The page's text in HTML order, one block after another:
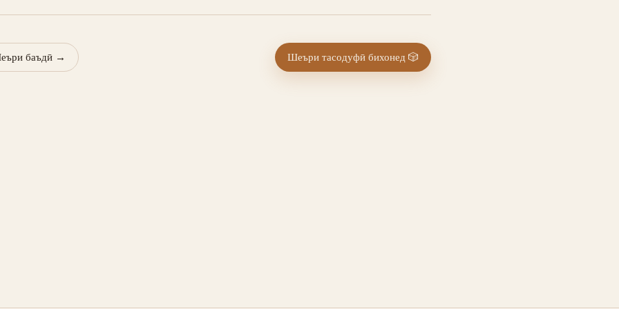
баъдӣ → Шеъри тасодуфӣ бихонед 🎲